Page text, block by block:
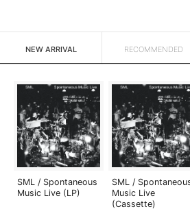
NEW ARRIVAL RECOMMENDED
SML / Spontaneous
Music Live (LP)
SML /
Music Live
(Cassette)